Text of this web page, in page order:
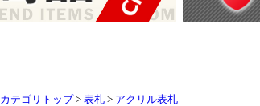
カテゴリトップ> 表札 > アクリル表札